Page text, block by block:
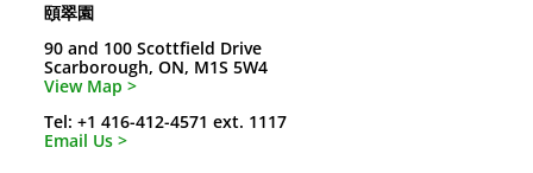
頤翠園
90 and 100 Scottfield Drive
Scarborough, ON, M1S 5W4
View Map >
Tel: +1 416-412-4571 ext. 1117
Email Us >